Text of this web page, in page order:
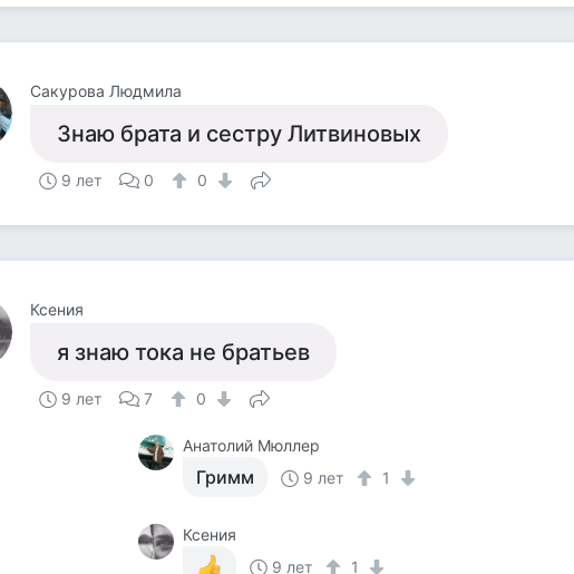
Cакурова Людмила
Знаю брата и сестру Литвиновых
9 лет 0 0
Ксения
я знаю тока не братьев
9 лет 7 0
Анатолий Мюллер
Гримм 9 лет 1
Ксения
9 лет
1